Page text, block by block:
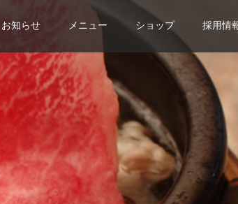
お知らせ メニュー ショップ 採用情